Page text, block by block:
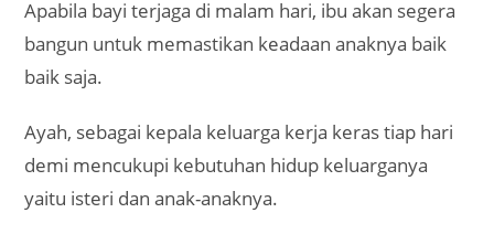
Apabila bayi terjaga di malam hari, ibu akan segera
bangun untuk memastikan keadaan anaknya baik
baik saja.
Ayah, sebagai kepala keluarga kerja keras tiap hari
demi mencukupi kebutuhan hidup keluarganya
yaitu isteri dan anak-anaknya.